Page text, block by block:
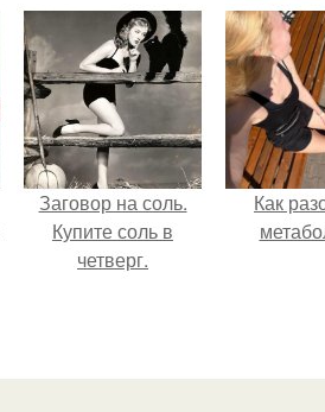
Заговор на соль.
Купите соль в
четверг.
Как